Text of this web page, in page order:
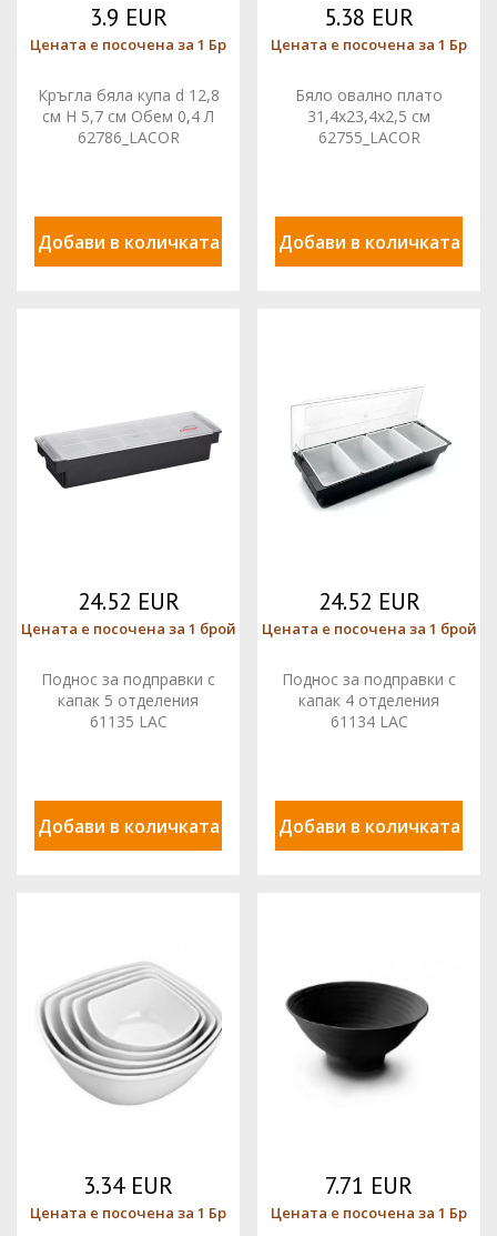
3.9 EUR
Цената е посочена за 1 Бр
Кръгла бяла купа d 12,8
см H 5,7 см Обем 0,4 Л
62786_LACOR
Добави в количката
5.38 EUR
Цената е посочена за 1 Бр
Бяло овално плато
31,4х23,4х2,5 см
62755_LACOR
Добави в количката
24.52 EUR
Цената е посочена за 1 брой
Поднос за подправки с
капак 5 отделения
61135 LAC
Добави в количката
24.52 EUR
Цената е посочена за 1 брой
Поднос за подправки с
капак 4 отделения
61134 LAC
Добави в количката
3.34 EUR
Цената е посочена за 1 Бр
7.71 EUR
Цената е посочена за 1 Бр